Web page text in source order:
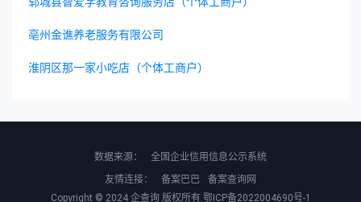
亳州金谯养老服务有限公司
淮阴区那一家小吃店（个体工商户）
数据来源：
全国企业信用信息公示系统
友情连接：
备案巴巴
备案查询网
Copyright © 2024 企查询版权所有.鄂ICP备2022004690号-1